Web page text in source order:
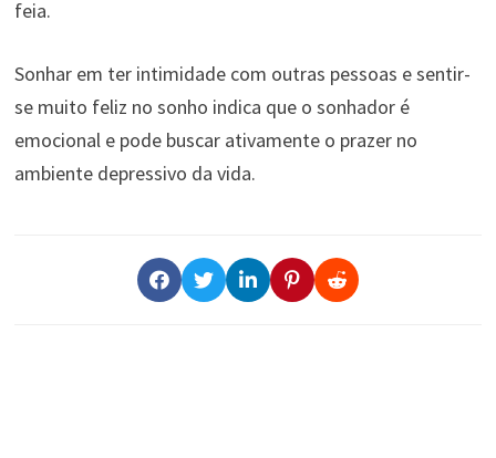
feia.
Sonhar em ter intimidade com outras pessoas e sentir-
se muito feliz no sonho indica que o sonhador é
emocional e pode buscar ativamente o prazer no
ambiente depressivo da vida.